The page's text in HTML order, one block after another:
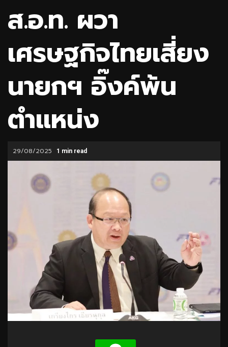
ส.อ.ท. ผวา
เศรษฐกิจไทยเสี่ยง
นายกฯ อิ๊งค์พ้น
ตำแหน่ง
29/08/2025 1 min read